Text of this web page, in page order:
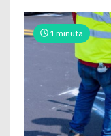
1 minuta